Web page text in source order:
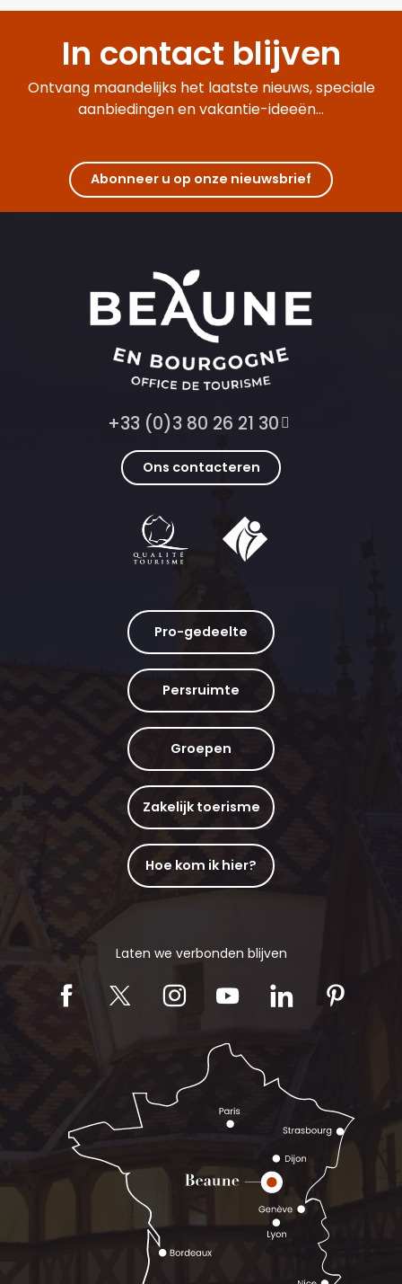
In contact blijven
Ontvang maandelijks het laatste nieuws, speciale
aanbiedingen en vakantie-ideeën...
Abonneer u op onze nieuwsbrief
+33 (0)3 80 26 21 30
Ons contacteren
Pro-gedeelte
Persruimte
Groepen
Zakelijk toerisme
Hoe kom ik hier?
Laten we verbonden blijven